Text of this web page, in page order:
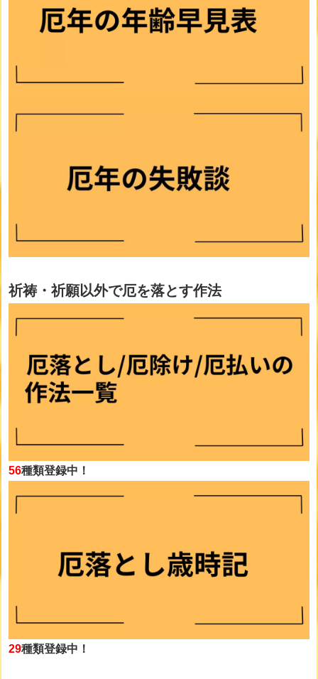
祈祷・祈願以外で厄を落とす作法
56種類登録中！
29種類登録中！